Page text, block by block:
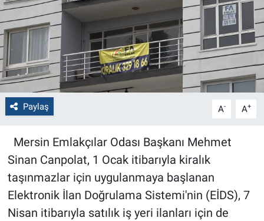
Paylaş A- A+
Mersin Emlakçılar Odası Başkanı Mehmet
Sinan Canpolat, 1 Ocak itibarıyla kiralık
taşınmazlar için uygulanmaya başlanan
Elektronik İlan Doğrulama Sistemi'nin (EİDS), 7
Nisan itibarıyla satılık iş yeri ilanları için de
Genel
Çevre
Yerel
Magazin